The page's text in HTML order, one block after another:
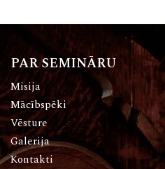
PAR SEMINĀRU
Misija
Mācībspēki
Vēsture
Galerija
Kontakti